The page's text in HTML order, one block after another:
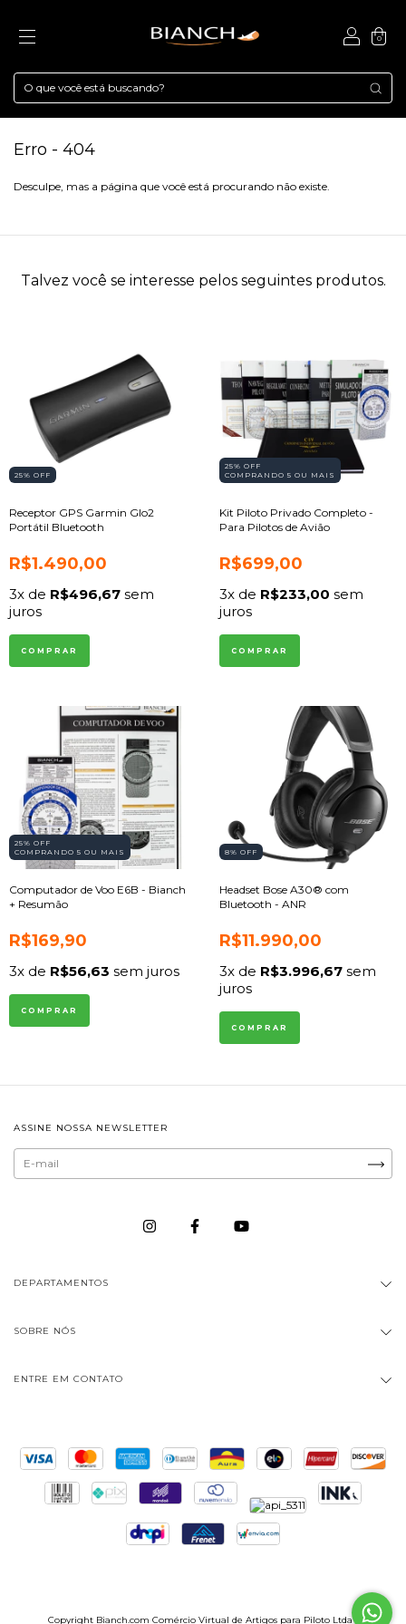
0
Erro - 404
Desculpe, mas a página que você está procurando não existe.
Talvez você se interesse pelos seguintes produtos.
25% OFF
Receptor GPS Garmin Glo2
Portátil Bluetooth
R$1.490,00
3x de R$496,67 sem
juros
25% OFF
COMPRANDO 5 OU MAIS
Kit Piloto Privado Completo -
Para Pilotos de Avião
R$699,00
3x de R$233,00 sem
juros
25% OFF
COMPRANDO 5 OU MAIS
Computador de Voo E6B - Bianch
+ Resumão
R$169,90
3x de R$56,63 sem juros
8% OFF
Headset Bose A30® com
Bluetooth - ANR
R$11.990,00
3x de R$3.996,67sem
juros
COMPRAR
ASSINE NOSSA NEWSLETTER
DEPARTAMENTOS
SOBRE NÓS
ENTRE EM CONTATO
Copyright Bianch.com Comércio Virtual de Artigos para Piloto Ltda -